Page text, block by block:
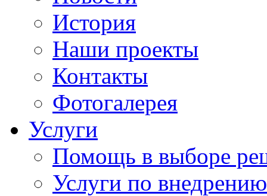
История
Наши проекты
Контакты
Фотогалерея
Услуги
Помощь в выборе
Услуги по внедрению